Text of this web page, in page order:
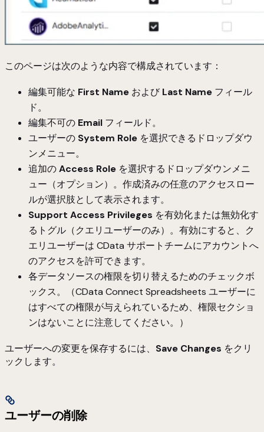
このページは次のような内容で構成されています：
編集可能な First Name およびLast Name フィール
ド。
編集不可の Email フィールド。
ユーザーの System Role を選択できるドロップダウ
ンメニュー。
追加のAccess Role を選択するドロップダウンメニ
ュー（オプション）。作成済みの任意のアクセスロー
ルが選択肢として表示されます。
Support Access Privileges を有効化または無効化す
るトグル（クエリユーザーのみ）。有効にすると、ク
エリユーザーは CData サポートチームにアカウントへ
のアクセスを許可できます。
各データソースの権限を切り替えるためのチェックボ
ックス。（CData Connect Spreadsheets ユーザーに
はすべての権限が与えられているため、権限セクショ
ンはないことに注意してください。）
ユーザーへの変更を保存するには、 Save Changes をクリ
ックします。
ユーザーの削除